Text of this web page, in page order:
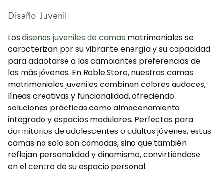
Diseño Juvenil
Losdiseños juveniles de camas matrimoniales se
caracterizan por su vibrante energía y su capacidad
para adaptarse a las cambiantes preferencias de
los más jóvenes. En Roble.Store, nuestras camas
matrimoniales juveniles combinan colores audaces,
líneas creativas y funcionalidad, ofreciendo
soluciones prácticas como almacenamiento
integrado y espacios modulares. Perfectas para
dormitorios de adolescentes o adultos jóvenes, estas
camas no solo son cómodas, sino que también
reflejan personalidad y dinamismo, convirtiéndose
en el centro de su espacio personal.